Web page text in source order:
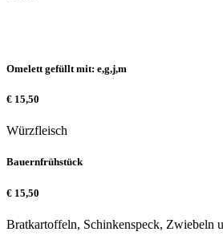
Omelett gefüllt mit: e,g,j,m
€ 15,50
Würzfleisch
Bauernfrühstück
€ 15,50
Bratkartoffeln, Schinkenspeck, Zwiebeln